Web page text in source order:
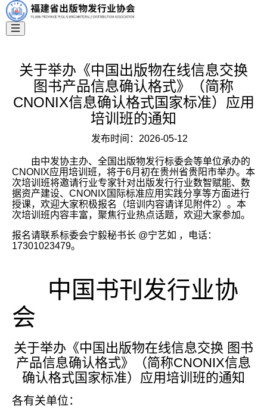
关于举办《中国出版物在线信息交换
图书产品信息确认格式》（简称
CNONIX信息确认格式国家标准）应用
培训班的通知
发布时间： 2026-05-12
由中发协主办、全国出版物发行标委会等单位承办的
CNONIX应用培训班，将于6月初在贵州省贵阳市举办。本
次培训班将邀请行业专家针对出版发行行业数智赋能、数
据资产建设、CNONIX国际标准应用实践分享等方面进行
授课，欢迎大家积极报名（培训内容请详见附件2）。本
次培训班内容丰富，聚焦行业热点话题，欢迎大家参加。
报名请联系标委会宁毅秘书长 @宁艺如 ，电话：
17301023479。
中国书刊发行业协
会
关于举办《中国出版物在线信息交换 图书
产品信息确认格式》（简称CNONIX信息
确认格式国家标准）应用培训班的通知
各有关单位：